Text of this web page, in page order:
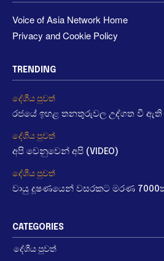
Voice of Asia Network Home
Privacy and Cookie Policy
TRENDING
දේශීය පුවත්
රජයේ ඉහළ තනතුරුවල උද්ගත වී ඇති
දේශීය පුවත්
අපි වෙනුවෙන් අපි (VIDEO)
දේශීය පුවත්
වායු දූෂණයෙන් වසරකට මරණ 7000ක්
CATEGORIES
දේශීය පුවත්